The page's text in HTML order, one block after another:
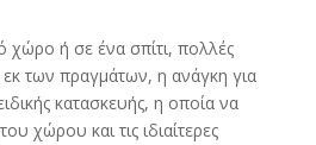
χώρο ή σε ένα σπίτι, πολλές
εκ των πραγμάτων, η ανάγκη για
κατασκευής, η οποία να
χώρου και τις ιδιαίτερες